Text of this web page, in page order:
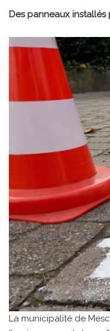
Des panneaux
La municipalité de